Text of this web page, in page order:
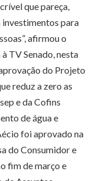
que pareça,
investimentos para
afirmou o
TV Senado, nesta
do Projeto
reduz a zero as
e da Cofins
de água e
foi aprovado na
do Consumidor e
fim de março e